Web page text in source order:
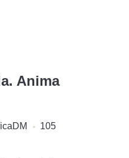
Anima
105